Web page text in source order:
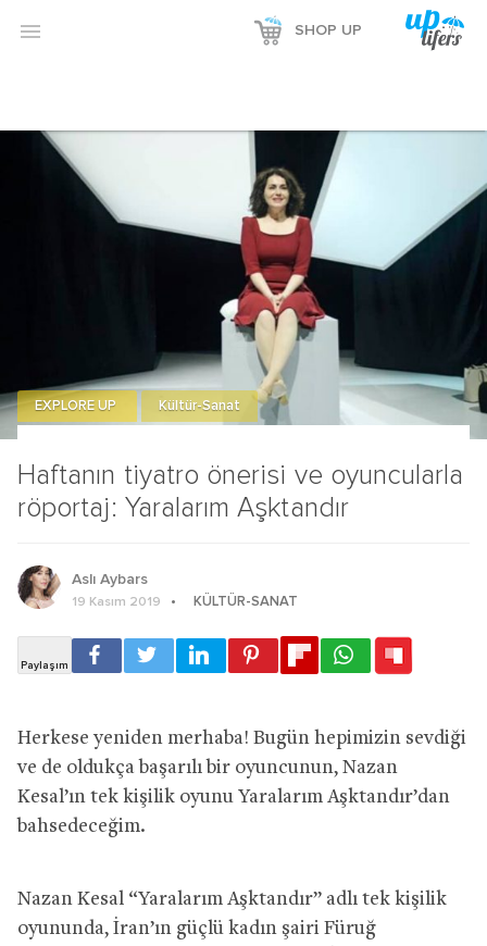
 SHOP UP
Haftanın tiyatro önerisi ve oyuncularla
röportaj: Yaralarım Aşktandır
EXPLORE UP Kültür-Sanat
Aslı Aybars
19 Kasım 2019 KÜLTÜR-SANAT
Herkese yeniden merhaba! Bugün hepimizin sevdiği
ve de oldukça başarılı bir oyuncunun, Nazan
Kesal’ın tek kişilik oyunu Yaralarım Aşktandır’dan
bahsedeceğim.
Nazan Kesal “Yaralarım Aşktandır” adlı tek kişilik
oyununda, İran’ın güçlü kadın şairi Füruğ